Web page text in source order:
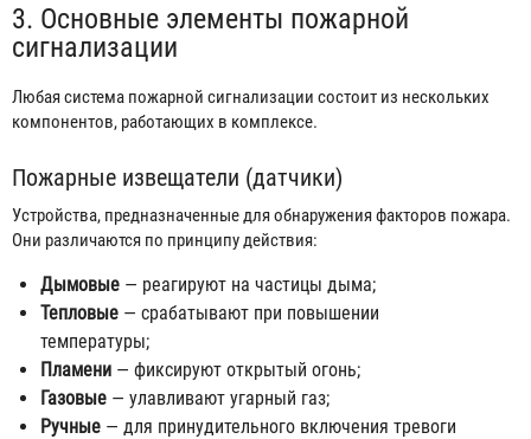
3. Основные элементы пожарной
сигнализации
Любая система пожарной сигнализации состоит из нескольких
компонентов, работающих в комплексе.
Пожарные извещатели (датчики)
Устройства, предназначенные для обнаружения факторов пожара.
Они различаются по принципу действия:
Дымовые — реагируют на частицы дыма;
Тепловые — срабатывают при повышении
температуры;
Пламени — фиксируют открытый огонь;
Газовые — улавливают угарный газ;
Ручные — для принудительного включения тревоги